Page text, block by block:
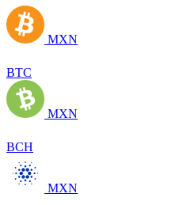
MXN
BTC
MXN
BCH
MXN